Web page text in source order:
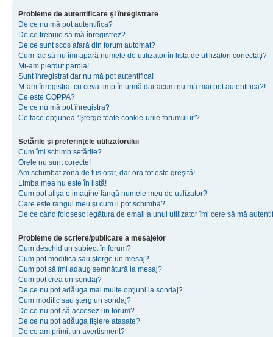
Probleme de autentificare şi înregistrare
De ce nu mă pot autentifica?
De ce trebuie să mă înregistrez?
De ce sunt scos afară din forum automat?
Cum fac să nu îmi apară numele de utilizator în lista de utilizatori conectaţi?
Mi-am pierdut parola!
Sunt înregistrat dar nu mă pot autentifica!
M-am înregistrat cu ceva timp în urmă dar acum nu mă mai pot autentifica?!
Ce este COPPA?
De ce nu mă pot înregistra?
Ce face opţiunea “Şterge toate cookie-urile forumului”?
Setările şi preferinţele utilizatorului
Cum îmi schimb setările?
Orele nu sunt corecte!
Am schimbat zona de fus orar, dar ora tot este greşită!
Limba mea nu este în listă!
Cum pot afişa o imagine lângă numele meu de utilizator?
Care este rangul meu şi cum il pot schimba?
De ce când folosesc legătura de email a unui utilizator îmi cere să mă
Probleme de scriere/publicare a mesajelor
Cum deschid un subiect în forum?
Cum pot modifica sau şterge un mesaj?
Cum pot să îmi adaug semnătură la mesaj?
Cum pot crea un sondaj?
De ce nu pot adăuga mai multe opţiuni la sondaj?
Cum modific sau şterg un sondaj?
De ce nu pot să accesez un forum?
De ce nu pot adăuga fişiere ataşate?
De ce am primit un avertisment?